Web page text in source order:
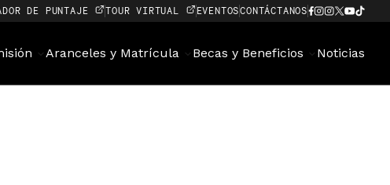
DE PUNTAJE TOUR VIRTUAL EVENTOSCONTÁCTANOS
Aranceles y Matrícula Becas y Beneficios Noticias